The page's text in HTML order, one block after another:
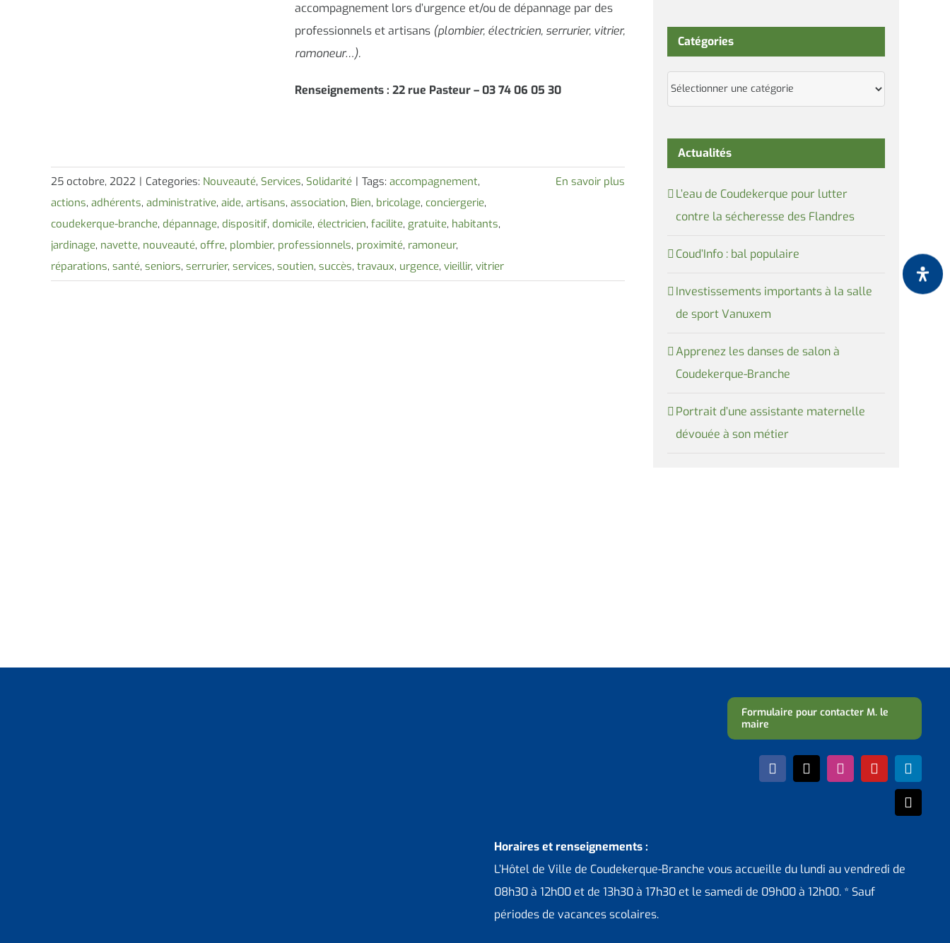
accompagnement lors d’urgence et/ou de dépannage par des
professionnels et artisans (plombier, électricien, serrurier, vitrier,
ramoneur…).
Renseignements : 22 rue Pasteur – 03 74 06 05 30
25 octobre, 2022 | Categories: Nouveauté, Services, Solidarité | Tags: accompagnement,
actions, adhérents, administrative, aide, artisans, association, Bien, bricolage, conciergerie,
coudekerque-branche, dépannage, dispositif, domicile, électricien, facilite, gratuite, habitants,
jardinage, navette, nouveauté, offre, plombier, professionnels, proximité, ramoneur,
réparations, santé, seniors, serrurier, services, soutien, succès, travaux, urgence, vieillir, vitrier
En savoir plus
Catégories
Catégories
Actualités
L’eau de Coudekerque pour lutter
contre la sécheresse des Flandres
Coud’Info : bal populaire
Investissements importants à la salle
de sport Vanuxem
Apprenez les danses de salon à
Coudekerque-Branche
Portrait d’une assistante maternelle
dévouée à son métier
Formulaire pour contacter M. le
maire
Horaires et renseignements :
L’Hôtel de Ville de Coudekerque-Branche vous accueille du lundi au vendredi de
08h30 à 12h00 et de 13h30 à 17h30 et le samedi de 09h00 à 12h00. * Sauf
périodes de vacances scolaires.